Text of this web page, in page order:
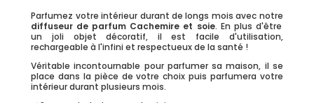
Parfumez votre intérieur durant de longs mois avec notre
diffuseur de parfum Cachemire et soie. En plus d'être
un joli objet décoratif, il est facile d'utilisation,
rechargeable à l'infini et respectueux de la santé !
Véritable incontournable pour parfumer sa maison, il se
place dans la pièce de votre choix puis parfumera votre
intérieur durant plusieurs mois.